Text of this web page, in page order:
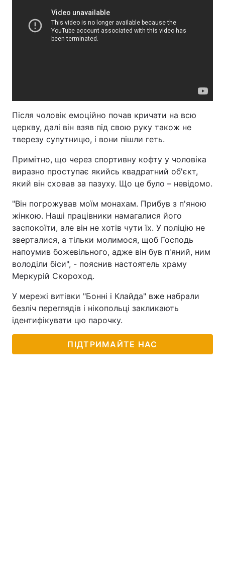
Після чоловік емоційно почав кричати на всю
церкву, далі він взяв під свою руку також не
тверезу супутницю, і вони пішли геть.
Примітно, що через спортивну кофту у чоловіка
виразно проступає якийсь квадратний об'єкт,
який він сховав за пазуху. Що це було – невідомо.
"Він погрожував моїм монахам. Прибув з п'яною
жінкою. Наші працівники намагалися його
заспокоїти, але він не хотів чути їх. У поліцію не
зверталися, а тільки молимося, щоб Господь
напоумив божевільного, адже він був п'яний, ним
володіли біси", - пояснив настоятель храму
Меркурій Скороход.
У мережі витівки "Бонні і Клайда" вже набрали
безліч переглядів і нікопольці закликають
ідентифікувати цю парочку.
ПІДТРИМАЙТЕ НАС